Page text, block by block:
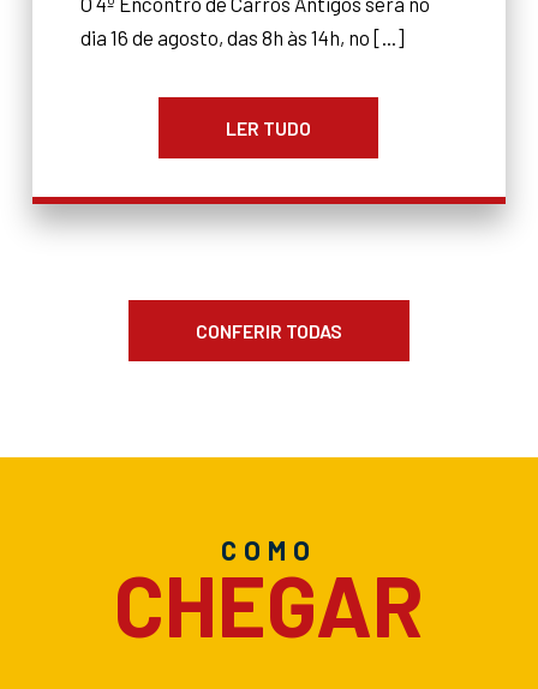
dia 16 de agosto, das 8h às 14h, no [...]
LER TUDO
CONFERIR TODAS
COMO
CHEGAR